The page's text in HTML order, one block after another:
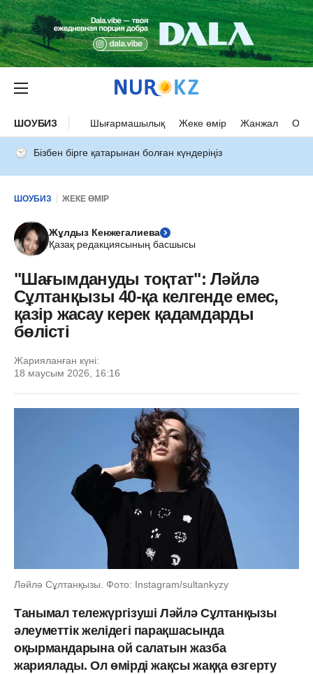
ШОУБИЗ Шығармашылық Жеке өмір Жанжал
Бізбен бірге қатарынан болған күндеріңіз
ШОУБИЗ ЖЕКЕ ӨМІР
Жұлдыз Кенжегалиева
Қазақ редакциясының басшысы
"Шағымдануды тоқтат": Ләйлә
Сұлтанқызы 40-қа келгенде емес,
қазір жасау керек қадамдарды
бөлісті
Жарияланған күні:
18 маусым 2026, 16:16
Ләйлә Сұлтанқызы. Фото: Instagram/sultankyzy
Танымал тележүргізуші Ләйлә Сұлтанқызы
әлеуметтік желідегі парақшасында
оқырмандарына ой салатын жазба
жариялады. Ол өмірді жақсы жаққа өзгерту